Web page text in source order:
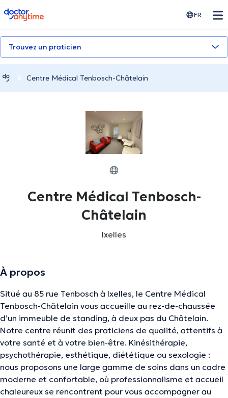
doctoranytime FR
Trouvez un praticien
Centre Médical Tenbosch-Châtelain
Centre Médical Tenbosch-
Châtelain
Ixelles
À propos
Situé au 85 rue Tenbosch à Ixelles, le Centre Médical
Tenbosch-Châtelain vous accueille au rez-de-chaussée
d’un immeuble de standing, à deux pas du Châtelain.
Notre centre réunit des praticiens de qualité, attentifs à
votre santé et à votre bien-être. Kinésithérapie,
psychothérapie, esthétique, diététique ou sexologie :
nous proposons une large gamme de soins dans un cadre
moderne et confortable, où professionnalisme et accueil
chaleureux se rencontrent pour vous accompagner au